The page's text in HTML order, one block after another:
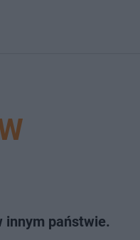
innym państwie.